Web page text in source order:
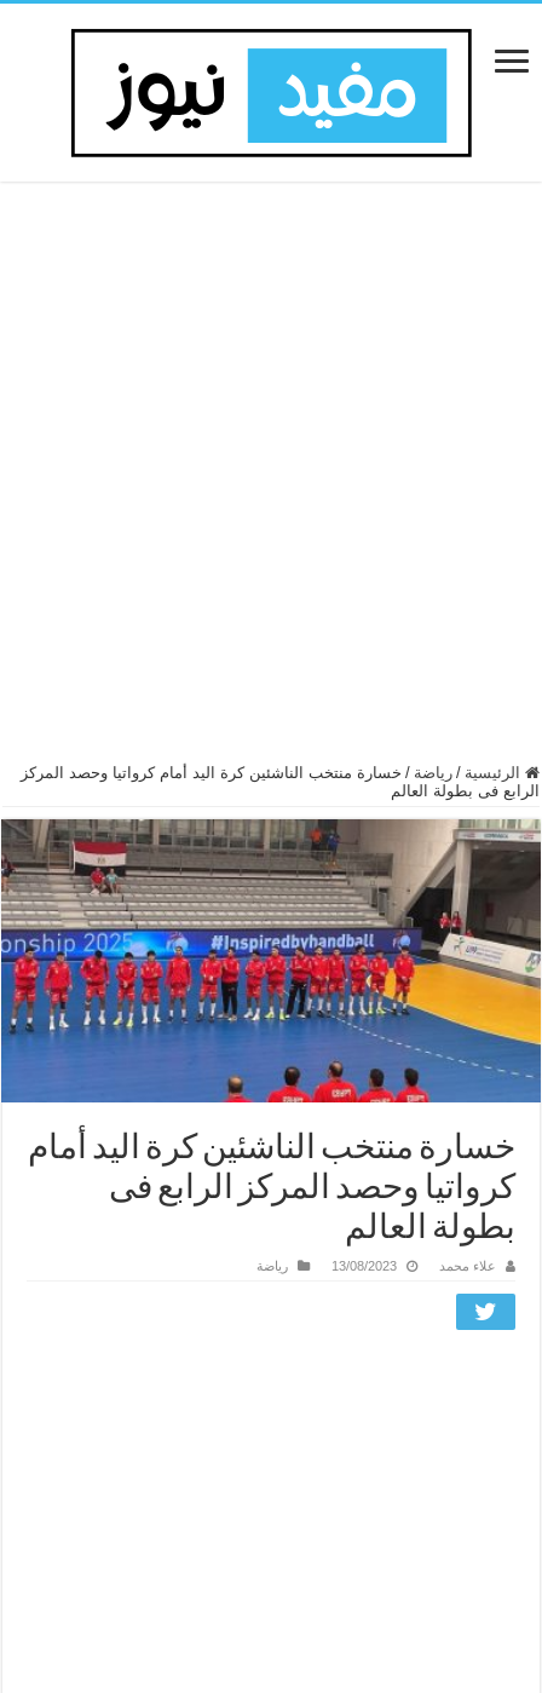
الرئيسية / رياضة / خسارة منتخب الناشئين كرة اليد أمام كرواتيا وحصد المركز
الرابع فى بطولة العالم
خسارة منتخب الناشئين كرة اليد أمام
كرواتيا وحصد المركز الرابع فى
بطولة العالم
علاء محمد 13/08/2023 رياضة